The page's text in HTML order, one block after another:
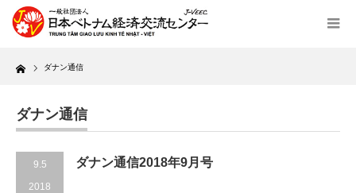
Home ダナン通信
ダナン通信
9.5
2018
ダナン通信2018年9月号